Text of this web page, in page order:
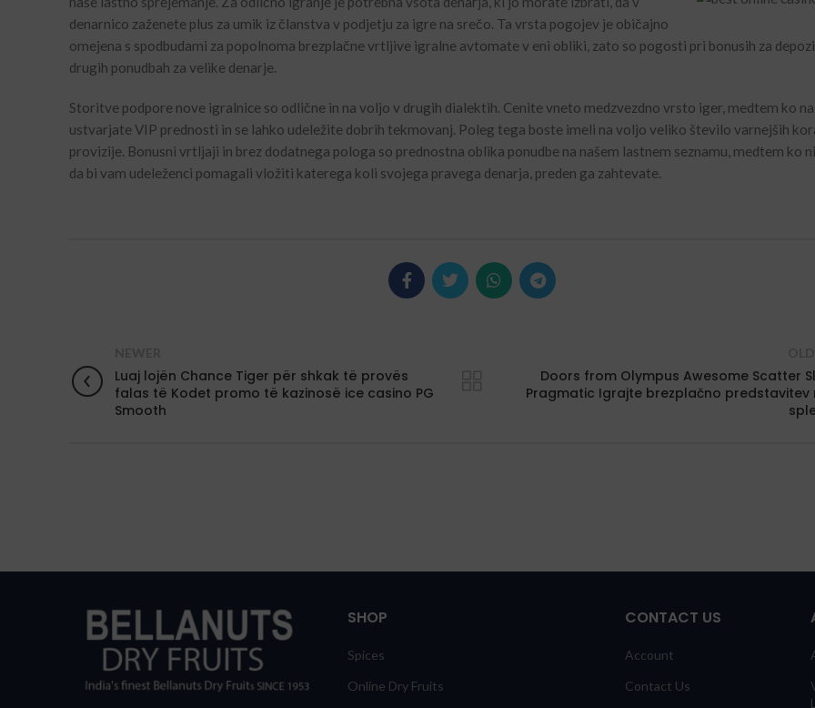
denarnico zaženete plus za umik iz članstva v podjetju za igre na srečo. Ta vrsta pogojev je običajno
omejena s spodbudami za popolnoma brezplačne vrtljive igralne avtomate v eni obliki, zato so pogosti pri bonusih za
drugih ponudbah za velike denarje.
Storitve podpore nove igralnice so odlične in na voljo v drugih dialektih. Cenite vneto medzvezdno vrsto iger, medtem ko
ustvarjate VIP prednosti in se lahko udeležite dobrih tekmovanj. Poleg tega boste imeli na voljo veliko število varnejših
provizije. Bonusni vrtljaji in brez dodatnega pologa so prednostna oblika ponudbe na našem lastnem seznamu, medtem ko
da bi vam udeleženci pomagali vložiti katerega koli svojega pravega denarja, preden ga zahtevate.
Luaj lojën Chance Tiger për shkak të provës
falas të Kodet promo të kazinosë ice casino PG
Smooth
Doors from Olympus Awesome Scatter
Pragmatic Igrajte brezplačno predstavitev
SHOP
Spices
Online Dry Fruits
CONTACT US
Account
Contact Us